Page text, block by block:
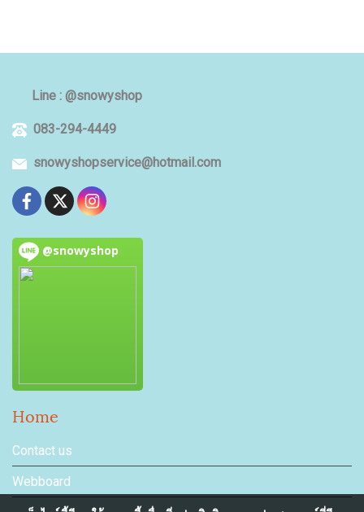
Line : @snowyshop
083-294-4449
snowyshopservice@hotmail.com
@snowyshop
Home
Contact us
Webboard